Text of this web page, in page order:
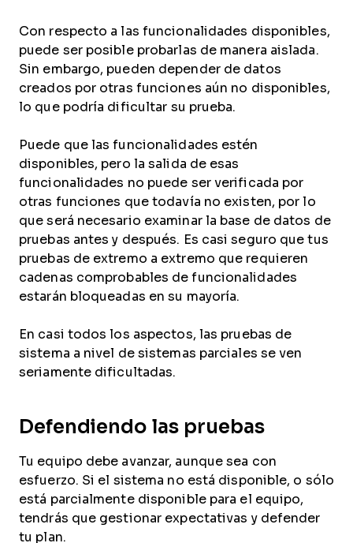
Con respecto a las funcionalidades disponibles,
puede ser posible probarlas de manera aislada.
Sin embargo, pueden depender de datos
creados por otras funciones aún no disponibles,
lo que podría dificultar su prueba.
Puede que las funcionalidades estén
disponibles, pero la salida de esas
funcionalidades no puede ser verificada por
otras funciones que todavía no existen, por lo
que será necesario examinar la base de datos de
pruebas antes y después. Es casi seguro que tus
pruebas de extremo a extremo que requieren
cadenas comprobables de funcionalidades
estarán bloqueadas en su mayoría.
En casi todos los aspectos, las pruebas de
sistema a nivel de sistemas parciales se ven
seriamente dificultadas.
Defendiendo las pruebas
Tu equipo debe avanzar, aunque sea con
esfuerzo. Si el sistema no está disponible, o sólo
está parcialmente disponible para el equipo,
tendrás que gestionar expectativas y defender
tu plan.